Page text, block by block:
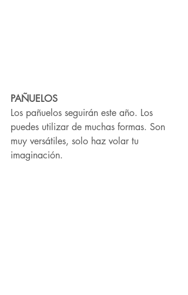
PAÑUELOS
Los pañuelos seguirán este año. Los
puedes utilizar de muchas formas. Son
muy versátiles, solo haz volar tu
imaginación.